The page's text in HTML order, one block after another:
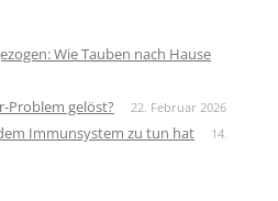
Wie Tauben nach Hause
Problem gelöst? 22. Februar 2026
Immunsystem zu tun hat
14.